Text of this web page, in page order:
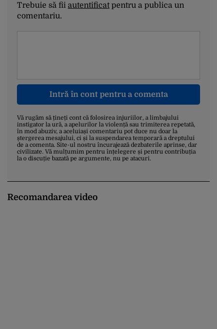
Trebuie să fii autentificatpentru a publica un
comentariu.
Intră în cont pentru a comenta
Vă rugăm să țineți cont că folosirea injuriilor, a limbajului
instigator la ură, a apelurilor la violență sau trimiterea repetată,
în mod abuziv, a aceluiași comentariu pot duce nu doar la
ștergerea mesajului, ci și la suspendarea temporară a dreptului
de a comenta. Site-ul nostru încurajează dezbaterile aprinse, dar
civilizate. Vă mulțumim pentru înțelegere și pentru contribuția
la o discuție bazată pe argumente, nu pe atacuri.
Recomandarea video